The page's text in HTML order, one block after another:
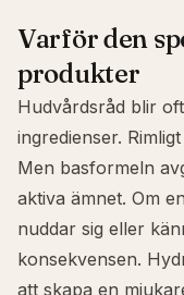
Varför den
produkter
Hudvårdsråd blir
ingredienser.
Men basformeln
aktiva ämnet. Om
nuddar sig eller
konsekvensen.
att skapa en